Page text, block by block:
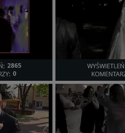
2865
0